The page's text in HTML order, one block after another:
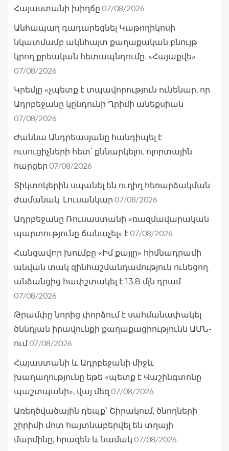
Հայաստանի խիղճը 07/08/2026
Անհապաղ դադարեցնել Կաթողիկոսի
նկատմամբ ակնհայտ քաղաքական բնույթ
կրող քրեական հետապնդումը. «Հայաքվե»
07/08/2026
Կրեմլը «չպետք է տպավորություն ունենար, որ
Ադրբեջանը կընդունի Ղրիմի անեքսիան
07/08/2026
Ժաննա Անդրեասյանը հանդիպել է
ուսուցիչների հետ՝ քննարկելու ոլորտային
հարցեր 07/08/2026
Տիկտոկերին սպանել են ուղիղ հեռարձակման
ժամանակ. Լուսանկար 07/08/2026
Ադրբեջանը Ռուսաստանի «ռազմավարական
պարտությունը ճանաչել» է07/08/2026
Հանցավnր խումբը «Իմ քայլը» հիմնադրամի
անվան տակ զինհաշմանդամություն ունեցող
անձանցից հափշտակել է 13.8 մլն դրամ
07/08/2026
Թրամփը նորից փորձում է սահմանափակել
ծննդյան իրավունքի քաղաքացիությունն ԱՄՆ-
ում07/08/2026
Հայաստանի և Ադրբեջանի միջև
խաղաղությունը եթե «պետք է Վաշինգտոնը
պաշտպանի», վայ մեզ 07/08/2026
Առեղծվածային դեպք՝ Շիրակում, ծնողների
շիրիմի մոտ հայտնաբերվել են տղայի
մարմինը, հրազեն և նամակ 07/08/2026